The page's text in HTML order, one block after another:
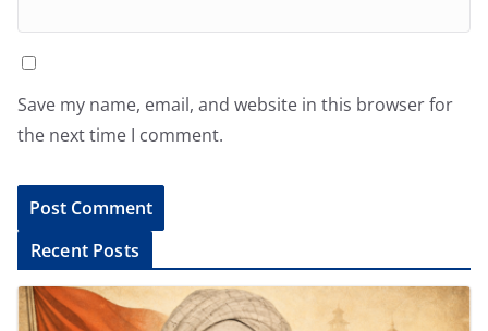
Save my name, email, and website in this browser for
the next time I comment.
l
Recent Posts